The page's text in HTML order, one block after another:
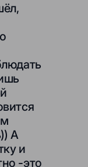
А
и
-это